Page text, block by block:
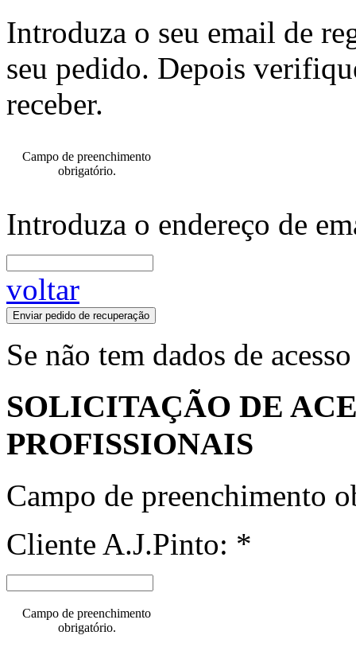
Introduza o seu email de
seu pedido. Depois
receber.
Campo de preenchimento
obrigatório.
Introduza o endereço de
voltar
Enviar pedido de recuperação
Se não tem dados de
SOLICITAÇÃO DE
PROFISSIONAIS
Campo de preenchimento
Cliente A.J.Pinto: *
Campo de preenchimento
obrigatório.